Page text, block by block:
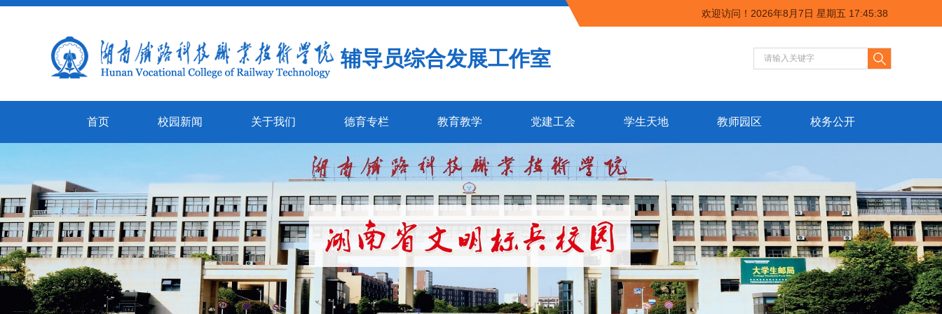
辅导员综合发展工作室
欢迎访问！ 2026年8月7日 星期五 17:45:38
首页 校园新闻 关于我们 德育专栏 教育教学 党建工会 学生天地 教师园区 校务公开